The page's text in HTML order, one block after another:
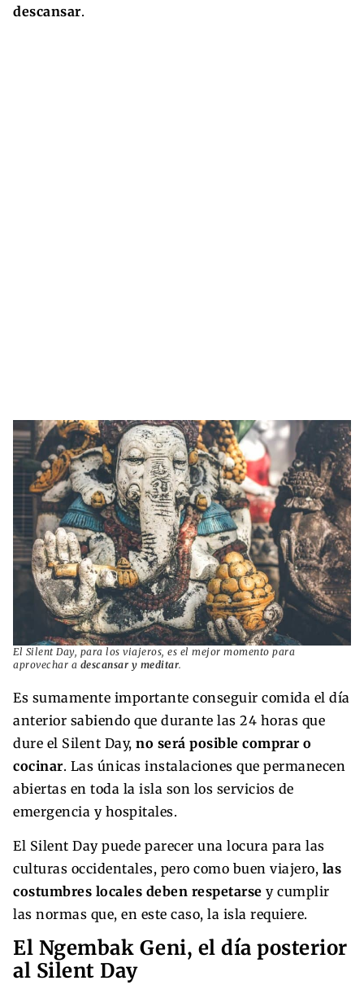
descansar.
El Silent Day, para los viajeros, es el mejor momento para
aprovechar a descansar y meditar.
Es sumamente importante conseguir comida el día
anterior sabiendo que durante las 24 horas que
dure el Silent Day, no será posible comprar o
cocinar. Las únicas instalaciones que permanecen
abiertas en toda la isla son los servicios de
emergencia y hospitales.
El Silent Day puede parecer una locura para las
culturas occidentales, pero como buen viajero, las
costumbres locales deben respetarse y cumplir
las normas que, en este caso, la isla requiere.
El Ngembak Geni, el día posterior
al Silent Day